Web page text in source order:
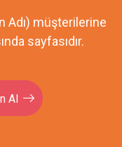
Adı) müşterilerine
sayfasıdır.
Al